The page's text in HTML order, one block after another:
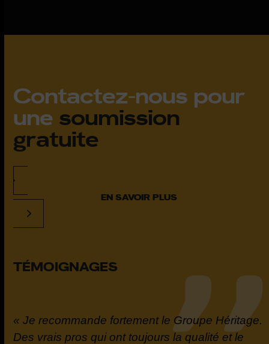
Contactez-nous pour
une soumission
gratuite
EN SAVOIR PLUS
TÉMOIGNAGES
« Je recommande fortement le Groupe Héritage.
Des vrais pros qui ont toujours la qualité et le